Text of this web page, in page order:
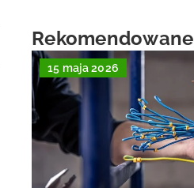
Rekomendowane
15 maja 2026